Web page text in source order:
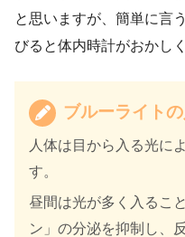
と思いますが、簡単に言
びると体内時計がおかし
ブルーライト
人体は目から入る光に
す。
昼間は光が多く入るこ
ン」の分泌を抑制し、